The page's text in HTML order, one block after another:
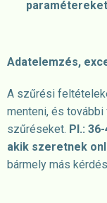
Adatelemzés,
A szűrési
menteni, és
szűréseket. Pl.:
akik szeretnek
bármely más